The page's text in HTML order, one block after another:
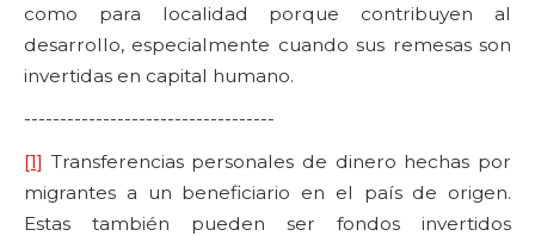
como para localidad porque contribuyen al
desarrollo, especialmente cuando sus remesas son
invertidas en capital humano.
-----------------------------------
[1] Transferencias personales de dinero hechas por
migrantes a un beneficiario en el país de origen.
Estas también pueden ser fondos invertidos